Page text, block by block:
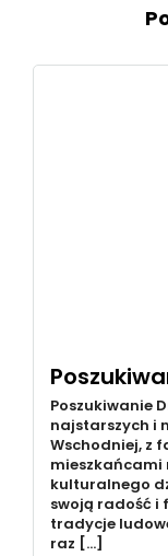
Poszukiwanie
najstarszych i
Wschodniej, z
mieszkańcami
kulturalnego
swoją radość i
tradycje
raz […]